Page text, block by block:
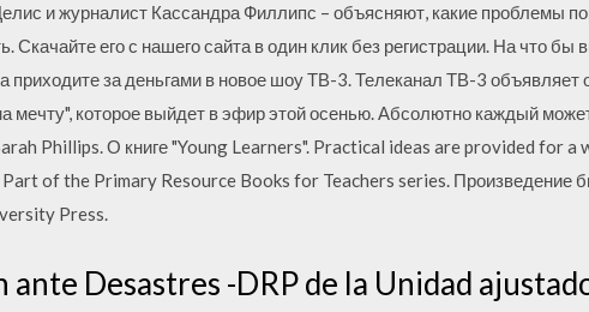
и журналист Кассандра Филлипс – объясняют, какие проблемы
Скачайте его с нашего сайта в один клик без регистрации. На что
приходите за деньгами в новое шоу ТВ-3. Телеканал ТВ-3 объявляет
мечту", которое выйдет в эфир этой осенью. Абсолютно каждый
Phillips. О книге "Young Learners". Practical ideas are provided for
of the Primary Resource Books for Teachers series. Произведение
Press.
ante Desastres -DRP de la Unidad